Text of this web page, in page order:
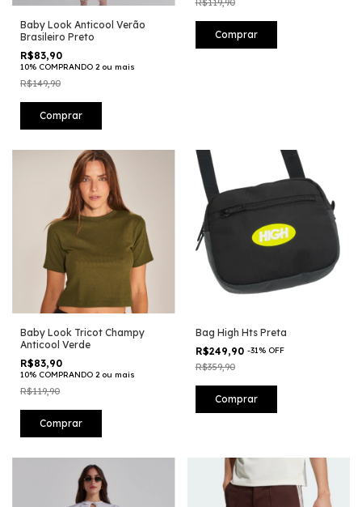
Baby Look Anticool Verão
Brasileiro Preto
R$83,90
10% COMPRANDO 2 ou mais
R$149,90
Comprar
Comprar
Baby Look Tricot Champy
Anticool Verde
R$83,90
10% COMPRANDO 2 ou mais
R$119,90
Comprar
Bag High Hts Preta
R$249,90 -31% OFF
R$359,90
Comprar